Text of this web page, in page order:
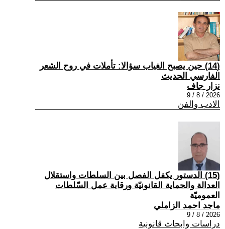
(14) حين يصبح الغياب سؤالا: تأملات في روح الشعر
الفارسي الحديث
نزار جاف
2026 / 8 / 9
الادب والفن
(15) الدستور يكفل الفصل بين السلطات واستقلال
العدالة والحماية القانونيّة ورقابة عمل السّلطات
العموميّة
ماجد احمد الزاملي
2026 / 8 / 9
دراسات وابحاث قانونية